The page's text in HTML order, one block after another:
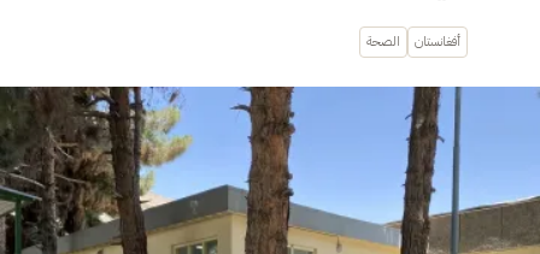
أفغانستان الصحة